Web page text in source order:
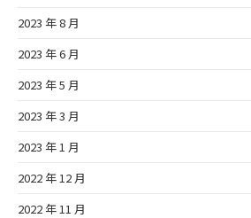
2023 年 8 月
2023 年 6 月
2023 年 5 月
2023 年 3 月
2023 年 1 月
2022 年 12 月
2022 年 11 月